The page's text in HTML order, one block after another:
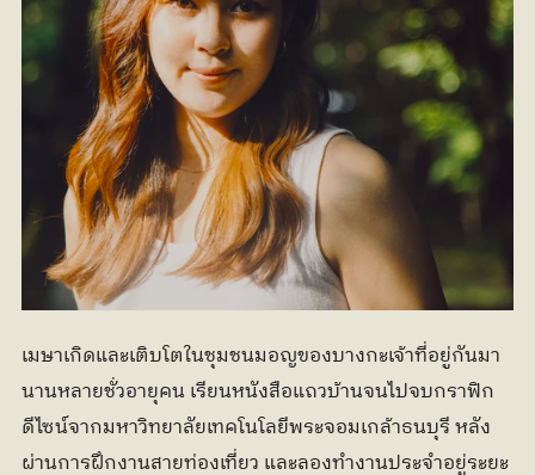
เมษาเกิดและเติบโตในชุมชนมอญของบางกะเจ้าที่อยู่กันมา
นานหลายชั่วอายุคน เรียนหนังสือแถวบ้านจนไปจบกราฟิก
ดีไซน์จากมหาวิทยาลัยเทคโนโลยีพระจอมเกล้าธนบุรี หลัง
ผ่านการฝึกงานสายท่องเที่ยว และลองทำงานประจำอยู่ระยะ